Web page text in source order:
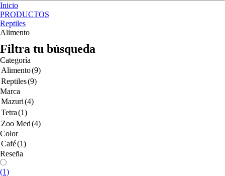
Inicio
PRODUCTOS
Reptiles
Alimento
Filtra tu búsqueda
Categoría
Alimento(9)
Reptiles(9)
Marca
Mazuri(4)
Tetra(1)
Zoo Med(4)
Color
Café(1)
Reseña
(1)